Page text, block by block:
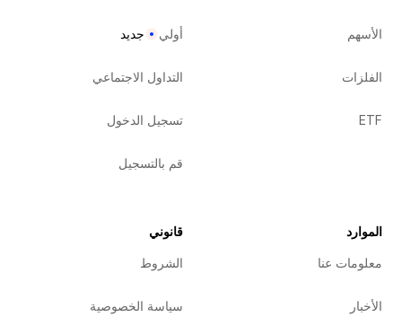
الأسهم
الفلزات
ETF
أولي جديد
التداول الاجتماعي
تسجيل الدخول
قم بالتسجيل
الموارد
معلومات عنا
الأخبار
قانوني
الشروط
سياسة الخصوصية